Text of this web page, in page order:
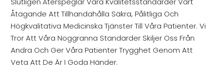
Åtagande Att Tillhandahålla Säkra, Pålitliga Och
Högkvalitativa Medicinska Tjänster Till Våra Patienter. Vi
Tror Att Våra Noggranna Standarder Skiljer Oss Från
Andra Och Ger Våra Patienter Trygghet Genom Att
Veta Att De Är I Goda Händer.